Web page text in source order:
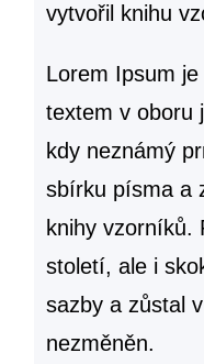
vytvořil knihu
Lorem Ipsum
textem v oboru
kdy neznámý
sbírku písma a
knihy vzorníků.
století, ale i
sazby a zůstal
nezměněn.